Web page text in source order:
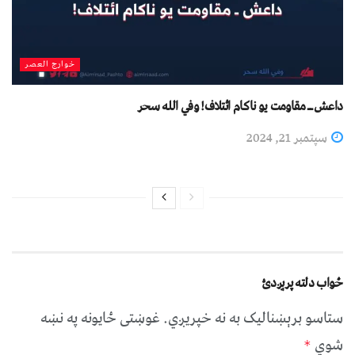
خوارج العصر
داعش ــ مقاومت يو ناکام ائتلاف! وفي الله سحر
سپتمبر 21, 2024
ځواب دلته پرېږدئ
ستاسو برېښناليک به نه خپريږي.غوښتى ځایونه په نښه
شوي *